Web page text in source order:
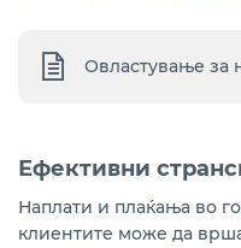
Овластување за
Ефективни
Наплати и плаќања во
клиентите може да